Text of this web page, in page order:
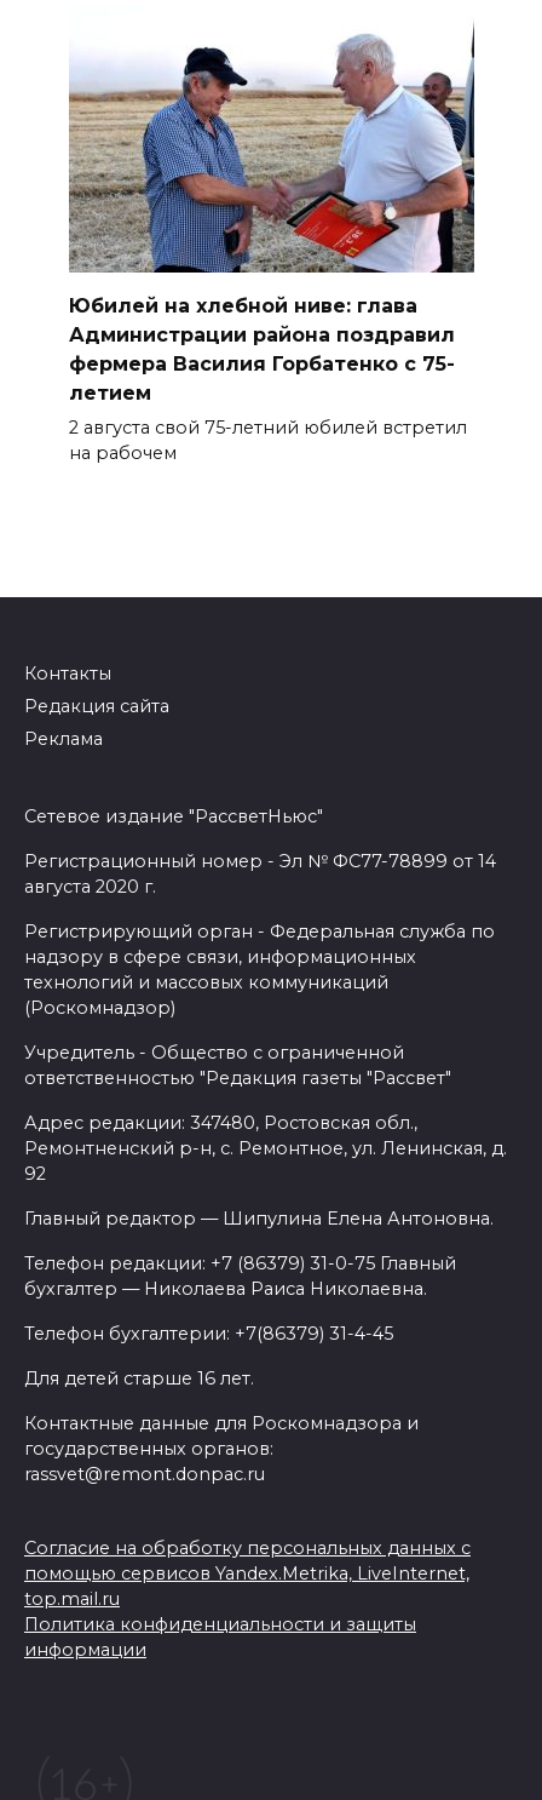
Юбилей на хлебной ниве: глава
Администрации района поздравил
фермера Василия Горбатенко с 75-
летием
2 августа свой 75-летний юбилей встретил
на рабочем
Контакты
Редакция сайта
Реклама
Сетевое издание "РассветНьюс"
Регистрационный номер - Эл № ФС77-78899 от 14
августа 2020 г.
Регистрирующий орган - Федеральная служба по
надзору в сфере связи, информационных
технологий и массовых коммуникаций
(Роскомнадзор)
Учредитель - Общество с ограниченной
ответственностью "Редакция газеты "Рассвет"
Адрес редакции: 347480, Ростовская обл.,
Ремонтненский р-н, с. Ремонтное, ул. Ленинская, д.
92
Главный редактор — Шипулина Елена Антоновна.
Телефон редакции: +7 (86379) 31-0-75 Главный
бухгалтер — Николаева Раиса Николаевна.
Телефон бухгалтерии: +7(86379) 31-4-45
Для детей старше 16 лет.
Контактные данные для Роскомнадзора и
государственных органов:
rassvet@remont.donpac.ru
Согласие на обработку персональных данных с
помощью сервисов Yandex.Metrika, LiveInternet,
top.mail.ru
Политика конфиденциальности и защиты
информации